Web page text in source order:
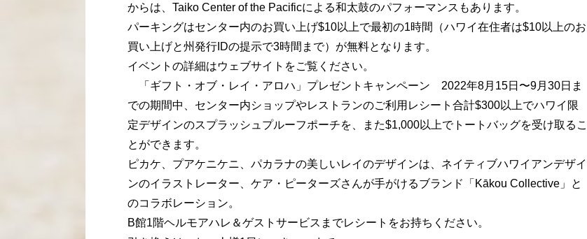
からは、Taiko Center of the Pacificによる和太鼓のパフォーマンスもあります。
パーキングはセンター内のお買い上げ$10以上で最初の1時間（ハワイ在住者は$10以上のお
買い上げと州発行IDの提示で3時間まで）が無料となります。
イベントの詳細はウェブサイトをご覧ください。
「ギフト・オブ・レイ・アロハ」プレゼントキャンペーン 2022年8月15日〜9月30日ま
での期間中、センター内ショップやレストランのご利用レシート合計$300以上でハワイ限
定デザインのスプラッシュプルーフポーチを、また$1,000以上でトートバッグを受け取るこ
とができます。
ピカケ、プアケニケニ、パカラナの美しいレイのデザインは、ネイティブハワイアンデザイ
ンのイラストレーター、ケア・ピーターズさんが手がけるブランド「Kākou Collective」と
のコラボレーション。
B館1階ヘルモアハレ＆ゲストサービスまでレシートをお持ちください。